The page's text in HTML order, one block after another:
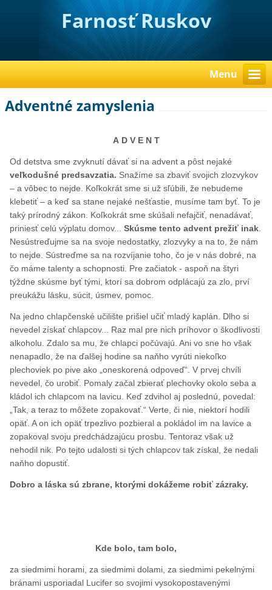
Farnosť Ruskov
Menu
Adventné zamyslenia
A D V E N T
Od detstva sme zvyknutí dávať si na advent a pôst nejaké
veľkodušné predsavzatia. Snažíme sa zbaviť svojich zlozvykov
– a vôbec to nejde. Koľkokrát sme si už sľúbili, že nebudeme
klebetiť – a keď sa stane nejaké nešťastie, musíme tam byť. To je
taký prírodný zákon. Koľkokrát sme skúšali nefajčiť, nenadávať,
priniesť celú výplatu domov...Skúsme tento advent prežiť inak.
Nesústreďujme sa na svoje nedostatky, zlozvyky a na to, že nám
to nejde. Sústreďme sa na rozvíjanie toho, čo je v nás dobré, na
čo máme talenty a schopnosti. Pre začiatok - aspoň na štyri
týždne skúsme byť tými, ktorí sa dobrom odplácajú za zlo, prví
preukážu lásku, súcit, úsmev, pomoc.
Na jedno chlapčenské učilište prišiel učiť mladý kaplán. Dlho si
nevedel získať chlapcov... Raz mal pre nich príhovor o škodlivosti
alkoholu. Zdalo sa mu, že chlapci počúvajú. Ani vo sne ho však
nenapadlo, že na ďalšej hodine sa naňho vyrúti niekoľko
plechoviek po pive ako „oneskorená odpoveď“. V prvej chvíli
nevedel, čo urobiť. Pomaly začal zbierať plechovky okolo seba a
kládol ich chlapcom na lavicu. Keď zdvihol aj poslednú, povedal:
„Tak, a teraz to môžete zopakovať.“ Verte, či nie, niektorí hodili
opäť. A on ich opäť trpezlivo pozbieral a pokládol im na lavice a
zopakoval svoju predchádzajúcu prosbu. Tentoraz však už
nehodil nik. Po tejto udalosti si tých chlapcov tak získal, že nedali
naňho dopustiť.
Dobro a láska sú zbrane, ktorými dokážeme robiť zázraky.
Kde bolo, tam bolo,
za siedmimi horami, za siedmimi dolami, za siedmimi pekelnými
bránami usporiadal Lucifer so svojimi vysokopostavenými